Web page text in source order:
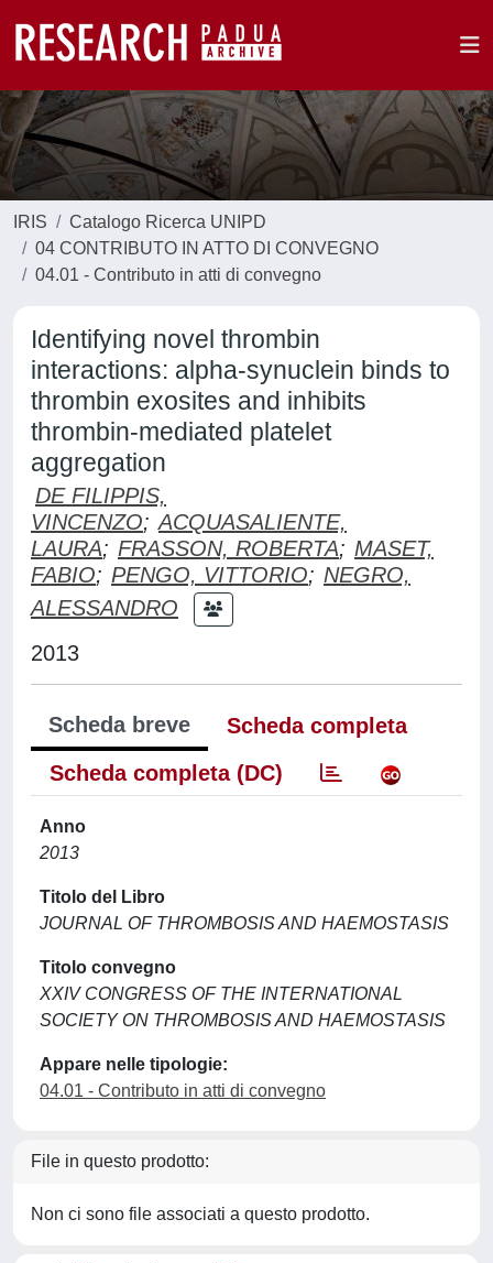
IRIS
Catalogo Ricerca UNIPD
04 CONTRIBUTO IN ATTO DI CONVEGNO
04.01 - Contributo in atti di convegno
Identifying novel thrombin
interactions: alpha-synuclein binds to
thrombin exosites and inhibits
thrombin-mediated platelet
aggregation
DE FILIPPIS,
VINCENZO; ACQUASALIENTE,
LAURA; FRASSON, ROBERTA; MASET,
FABIO; PENGO, VITTORIO; NEGRO,
ALESSANDRO
2013
Scheda breve
Scheda completa
Scheda completa (DC)
Anno
2013
Titolo del Libro
JOURNAL OF THROMBOSIS AND HAEMOSTASIS
Titolo convegno
XXIV CONGRESS OF THE INTERNATIONAL
SOCIETY ON THROMBOSIS AND HAEMOSTASIS
Appare nelle tipologie:
04.01 - Contributo in atti di convegno
File in questo prodotto:
Non ci sono file associati a questo prodotto.